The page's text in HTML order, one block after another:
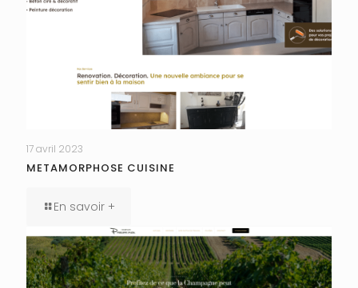
17 avril 2023
METAMORPHOSE CUISINE
En savoir +